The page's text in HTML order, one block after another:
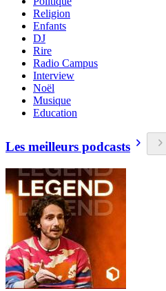
Religion
Enfants
DJ
Rire
Radio Campus
Interview
Noël
Musique
Education
Les meilleurs podcasts